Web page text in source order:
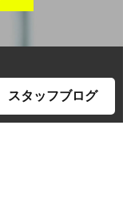
スタッフブログ